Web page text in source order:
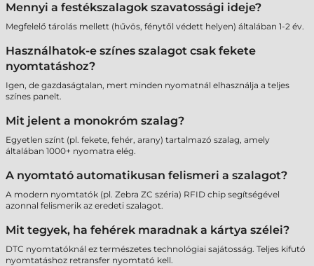
Mennyi a festékszalagok szavatossági ideje?
Megfelelő tárolás mellett (hűvös, fénytől védett helyen) általában 1-2 év.
Használhatok-e színes szalagot csak fekete
nyomtatáshoz?
Igen, de gazdaságtalan, mert minden nyomatnál elhasználja a teljes
színes panelt.
Mit jelent a monokróm szalag?
Egyetlen színt (pl. fekete, fehér, arany) tartalmazó szalag, amely
általában 1000+ nyomatra elég.
A nyomtató automatikusan felismeri a szalagot?
A modern nyomtatók (pl. Zebra ZC széria) RFID chip segítségével
azonnal felismerik az eredeti szalagot.
Mit tegyek, ha fehérek maradnak a kártya szélei?
DTC nyomtatóknál ez természetes technológiai sajátosság. Teljes kifutó
nyomtatáshoz retransfer nyomtató kell.